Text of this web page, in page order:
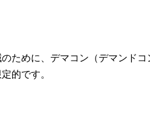
ために、デマコン（デマンド
的です。